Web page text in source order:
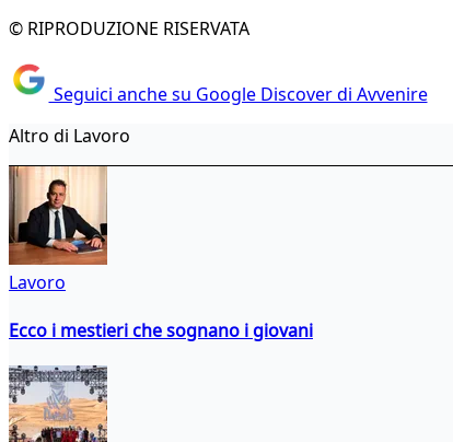
© RIPRODUZIONE RISERVATA
Seguici anche su Google Discover di Avvenire
Altro di Lavoro
Lavoro
Ecco i mestieri che sognano i giovani